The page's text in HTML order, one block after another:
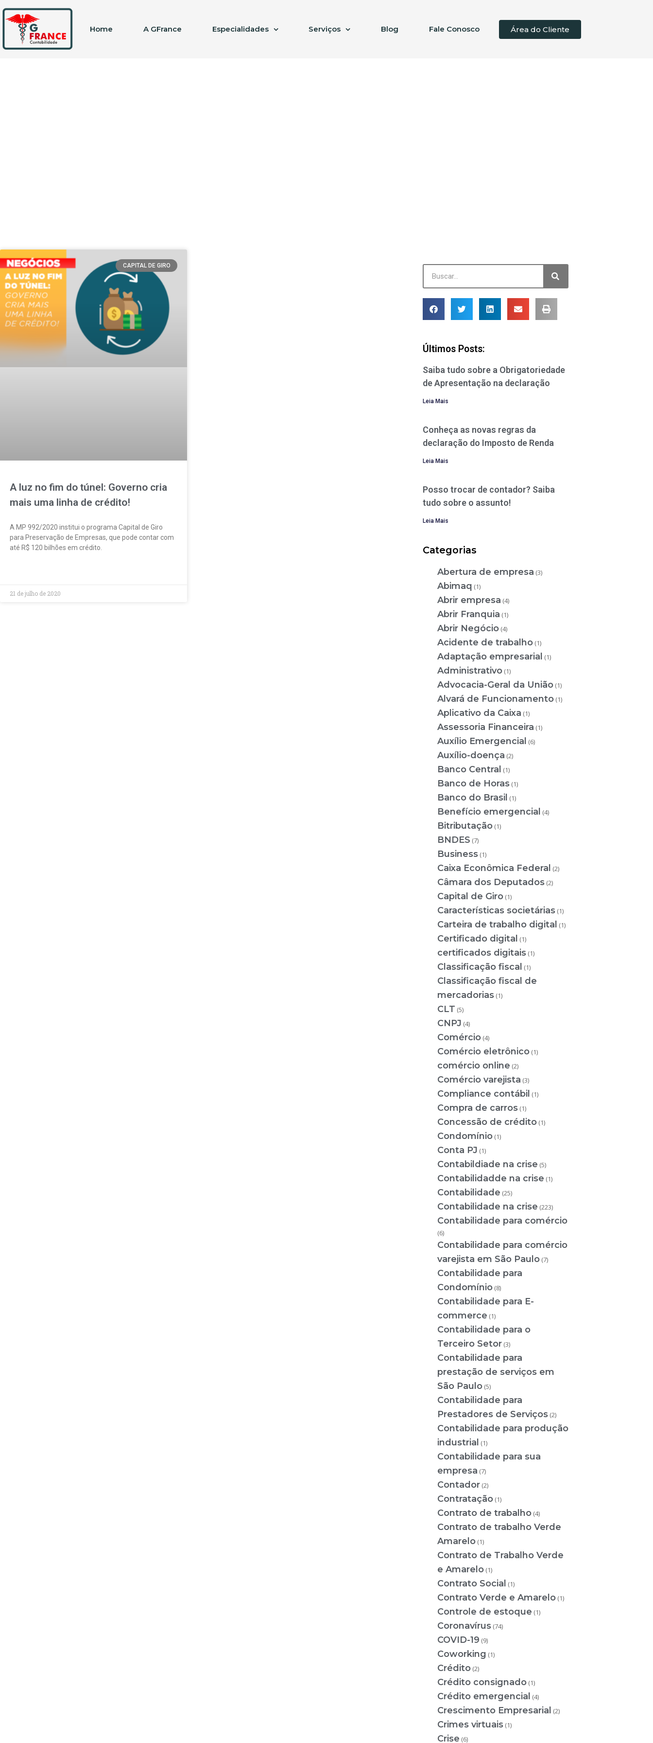
Home A GFrance Especialidades Serviços Blog Fale Conosco Área do Cliente
CAPITAL DE GIRO
A luz no fim do túnel: Governo cria
mais uma linha de crédito!
A MP 992/2020 institui o programa Capital de Giro
para Preservação de Empresas, que pode contar com
até R$ 120 bilhões em crédito.
21 de julho de 2020
Últimos Posts:
Saiba tudo sobre a Obrigatoriedade
de Apresentação na declaração
Leia Mais
Conheça as novas regras da
declaração do Imposto de Renda
Leia Mais
Posso trocar de contador? Saiba
tudo sobre o assunto!
Leia Mais
Categorias
Abertura de empresa (3)
Abimaq (1)
Abrir empresa (4)
Abrir Franquia (1)
Abrir Negócio (4)
Acidente de trabalho (1)
Adaptação empresarial (1)
Administrativo (1)
Advocacia-Geral da União (1)
Alvará de Funcionamento (1)
Aplicativo da Caixa (1)
Assessoria Financeira (1)
Auxílio Emergencial (6)
Auxílio-doença (2)
Banco Central (1)
Banco de Horas (1)
Banco do Brasil (1)
Benefício emergencial (4)
Bitributação (1)
BNDES (7)
Business (1)
Caixa Econômica Federal (2)
Câmara dos Deputados (2)
Capital de Giro (1)
Características societárias (1)
Carteira de trabalho digital (1)
Certificado digital (1)
certificados digitais (1)
Classificação fiscal (1)
Classificação fiscal de
mercadorias (1)
CLT (5)
CNPJ (4)
Comércio (4)
Comércio eletrônico (1)
comércio online (2)
Comércio varejista (3)
Compliance contábil (1)
Compra de carros (1)
Concessão de crédito (1)
Condomínio (1)
Conta PJ (1)
Contabildiade na crise (5)
Contabilidadde na crise (1)
Contabilidade (25)
Contabilidade na crise (223)
Contabilidade para comércio
(6)
Contabilidade para comércio
varejista em São Paulo (7)
Contabilidade para
Condomínio (8)
Contabilidade para E-
commerce (1)
Contabilidade para o
Terceiro Setor (3)
Contabilidade para
prestação de serviços em
São Paulo (5)
Contabilidade para
Prestadores de Serviços (2)
Contabilidade para produção
industrial (1)
Contabilidade para sua
empresa (7)
Contador (2)
Contratação (1)
Contrato de trabalho (4)
Contrato de trabalho Verde
Amarelo (1)
Contrato de Trabalho Verde
e Amarelo (1)
Contrato Social (1)
Contrato Verde e Amarelo (1)
Controle de estoque (1)
Coronavírus (74)
COVID-19 (9)
Coworking (1)
Crédito (2)
Crédito consignado (1)
Crédito emergencial (4)
Crescimento Empresarial (2)
Crimes virtuais (1)
Crise (6)